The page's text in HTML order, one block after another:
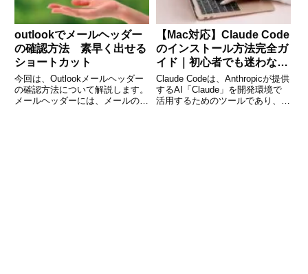
outlookでメールヘッダー
の確認方法 素早く出せる
ショートカット
今回は、Outlookメールヘッダー
の確認方法について解説します。
メールヘッダーには、メールの送
【Mac対応】Claude Code
のインストール方法完全ガ
イド｜初心者でも迷わない
手順と使い方
Claude Codeは、Anthropicが提供
するAI「Claude」を開発環境で
活用するためのツールであり、コ